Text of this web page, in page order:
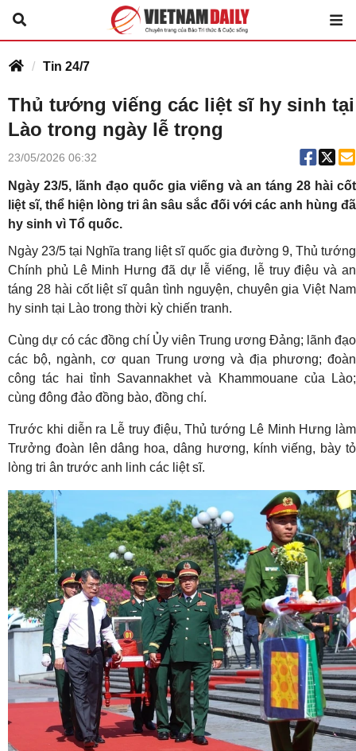
Tin 24/7
Thủ tướng viếng các liệt sĩ hy sinh tại
Lào trong ngày lễ trọng
23/05/2026 06:32
Ngày 23/5, lãnh đạo quốc gia viếng và an táng 28 hài cốt
liệt sĩ, thể hiện lòng tri ân sâu sắc đối với các anh hùng đã
hy sinh vì Tổ quốc.
Ngày 23/5 tại Nghĩa trang liệt sĩ quốc gia đường 9, Thủ tướng
Chính phủ Lê Minh Hưng đã dự lễ viếng, lễ truy điệu và an
táng 28 hài cốt liệt sĩ quân tình nguyện, chuyên gia Việt Nam
hy sinh tại Lào trong thời kỳ chiến tranh.
Cùng dự có các đồng chí Ủy viên Trung ương Đảng; lãnh đạo
các bộ, ngành, cơ quan Trung ương và địa phương; đoàn
công tác hai tỉnh Savannakhet và Khammouane của Lào;
cùng đông đảo đồng bào, đồng chí.
Trước khi diễn ra Lễ truy điệu, Thủ tướng Lê Minh Hưng làm
Trưởng đoàn lên dâng hoa, dâng hương, kính viếng, bày tỏ
lòng tri ân trước anh linh các liệt sĩ.